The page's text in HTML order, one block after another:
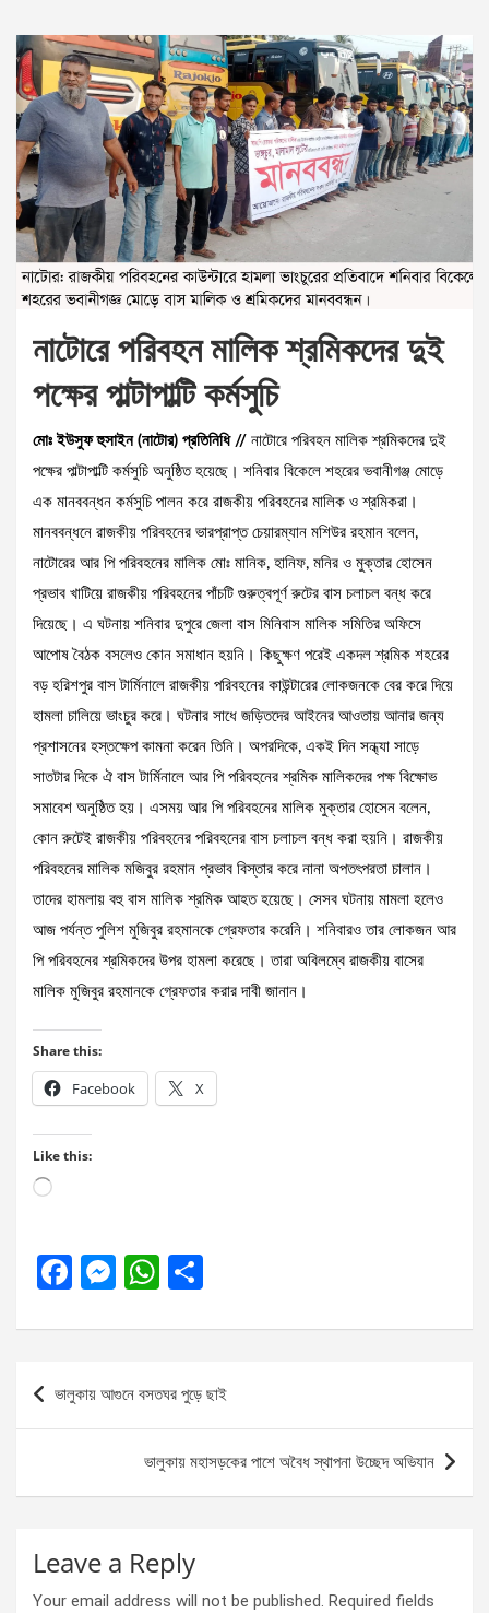
নাটোরে পরিবহন মালিক শ্রমিকদের দুই
পক্ষের পাল্টাপাল্টি কর্মসুচি
মোঃ ইউসুফ হুসাইন (নাটোর) প্রতিনিধি // নাটোরে পরিবহন মালিক শ্রমিকদের দুই
পক্ষের পাল্টাপাল্টি কর্মসুচি অনুষ্ঠিত হয়েছে। শনিবার বিকেলে শহরের ভবানীগঞ্জ মোড়ে
এক মানববন্ধন কর্মসুচি পালন করে রাজকীয় পরিবহনের মালিক ও শ্রমিকরা।
মানববন্ধনে রাজকীয় পরিবহনের ভারপ্রাপ্ত চেয়ারম্যান মশিউর রহমান বলেন,
নাটোরের আর পি পরিবহনের মালিক মোঃ মানিক, হানিফ, মনির ও মুক্তার হোসেন
প্রভাব খাটিয়ে রাজকীয় পরিবহনের পাঁচটি গুরুত্বপূর্ণ রুটের বাস চলাচল বন্ধ করে
দিয়েছে। এ ঘটনায় শনিবার দুপুরে জেলা বাস মিনিবাস মালিক সমিতির অফিসে
আপোষ বৈঠক বসলেও কোন সমাধান হয়নি। কিছুক্ষণ পরেই একদল শ্রমিক শহরের
বড় হরিশপুর বাস টার্মিনালে রাজকীয় পরিবহনের কাউন্টারের লোকজনকে বের করে দিয়ে
হামলা চালিয়ে ভাংচুর করে। ঘটনার সাধে জড়িতদের আইনের আওতায় আনার জন্য
প্রশাসনের হস্তক্ষেপ কামনা করেন তিনি। অপরদিকে, একই দিন সন্ধ্যা সাড়ে
সাতটার দিকে ঐ বাস টার্মিনালে আর পি পরিবহনের শ্রমিক মালিকদের পক্ষ বিক্ষোভ
সমাবেশ অনুষ্ঠিত হয়। এসময় আর পি পরিবহনের মালিক মুক্তার হোসেন বলেন,
কোন রুটেই রাজকীয় পরিবহনের পরিবহনের বাস চলাচল বন্ধ করা হয়নি। রাজকীয়
পরিবহনের মালিক মজিবুর রহমান প্রভাব বিস্তার করে নানা অপতৎপরতা চালান।
তাদের হামলায় বহু বাস মালিক শ্রমিক আহত হয়েছে। সেসব ঘটনায় মামলা হলেও
আজ পর্যন্ত পুলিশ মুজিবুর রহমানকে গ্রেফতার করেনি। শনিবারও তার লোকজন আর
পি পরিবহনের শ্রমিকদের উপর হামলা করেছে। তারা অবিলম্বে রাজকীয় বাসের
মালিক মুজিবুর রহমানকে গ্রেফতার করার দাবী জানান।
Share this:
Facebook X
Like this:
Loading…
F
ce
o
M
se
g
er
W
at
A
p
p
ar
e
Post
navigation
ভালুকায় আগুনে বসতঘর পুড়ে ছাই
ভালুকায় মহাসড়কের পাশে অবৈধ স্থাপনা উচ্ছেদ অভিযান
Leave a Reply
Your email address will not be published. Required fields